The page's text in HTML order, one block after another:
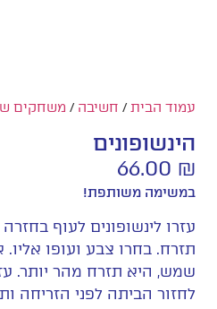
עמוד הבית/ חשיבה / משחקים
הינשופונים
66.00 ₪
במשימה משותפת!
עזרו לינשופונים לעוף
תזרח. בחרו צבע ועופו
שמש, היא תזרח מהר יותר.
לחזור הביתה לפני הזריחה